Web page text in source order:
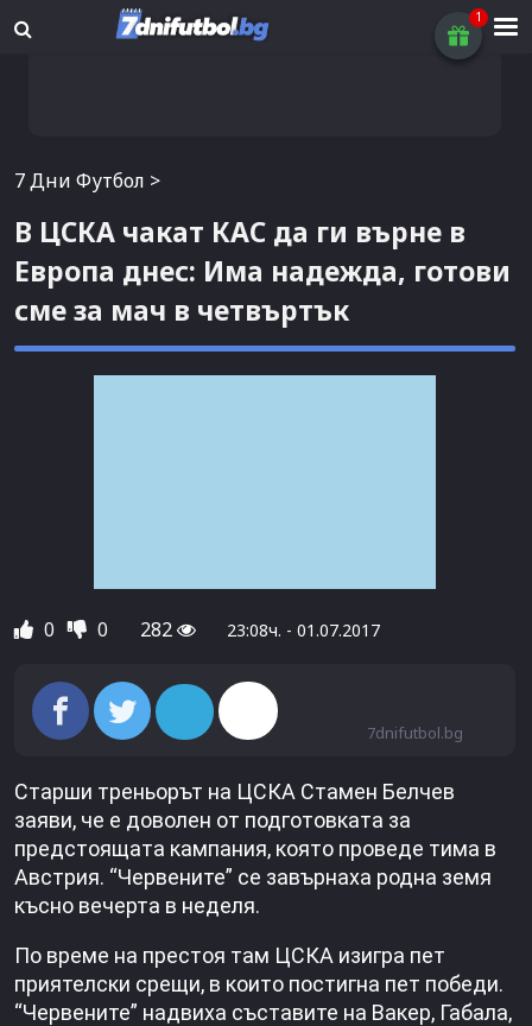
7 Дни Футбол >
В ЦСКА чакат КАС да ги върне в
Европа днес: Има надежда, готови
сме за мач в четвъртък
0 0 282 23:08ч. - 01.07.2017
7dnifutbol.bg
Старши треньорът на ЦСКА Стамен Белчев
заяви, че е доволен от подготовката за
предстоящата кампания, която проведе тима в
Австрия. “Червените” се завърнаха родна земя
късно вечерта в неделя.
По време на престоя там ЦСКА изигра пет
приятелски срещи, в които постигна пет победи.
“Червените” надвиха съставите на Вакер, Габала,